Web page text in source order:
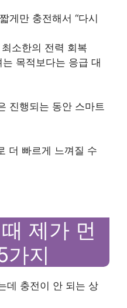
게만 충전해서 “다시
소한의 전력 회복
는 목적보다는 응급 대
진행되는 동안 스마트
더 빠르게 느껴질 수
제가 먼
가지
데 충전이 안 되는 상